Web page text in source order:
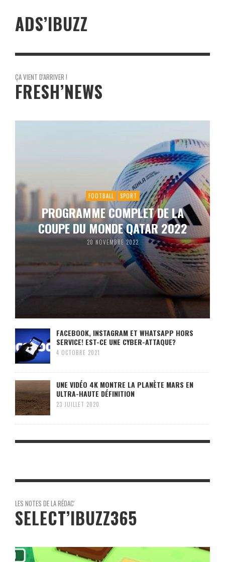
ADS’IBUZZ
ÇA VIENT D'ARRIVER !
FRESH’NEWS
FOOTBALL SPORT
PROGRAMME COMPLET DE LA
COUPE DU MONDE QATAR 2022
20 NOVEMBRE 2022
FACEBOOK, INSTAGRAM ET WHATSAPP HORS
SERVICE! EST-CE UNE CYBER-ATTAQUE?
4 OCTOBRE 2021
UNE VIDÉO 4K MONTRE LA PLANÈTE MARS EN
ULTRA-HAUTE DÉFINITION
23 JUILLET 2020
LES NOTES DE LA RÉDAC'
SELECT’IBUZZ365